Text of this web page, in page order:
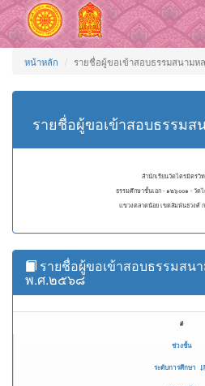
หน้าหลัก รายชื่อผู้ขอเข้าสอบธรรมสนามห
รายชื่อผู้ขอเข้าสอบธรรม
สำนักเรียนวัดไตรมิตรวิ
ธรรมศึกษาชั้นเอก - ๑๒๖๐๐๑ - วัด
แขวงตลาดน้อย เขตสัมพันธวงศ์
รายชื่อผู้ขอเข้าสอบธรรมสน
พ.ศ.๒๕๖๘
#
ช่วงชั้น
ระดับการศึกษา